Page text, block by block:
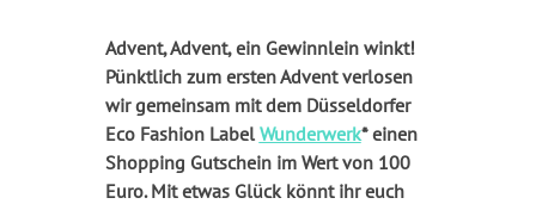
Advent, Advent, ein Gewinnlein winkt!
Pünktlich zum ersten Advent verlosen
wir gemeinsam mit dem Düsseldorfer
Eco Fashion Label Wunderwerk* einen
Shopping Gutschein im Wert von 100
Euro. Mit etwas Glück könnt ihr euch